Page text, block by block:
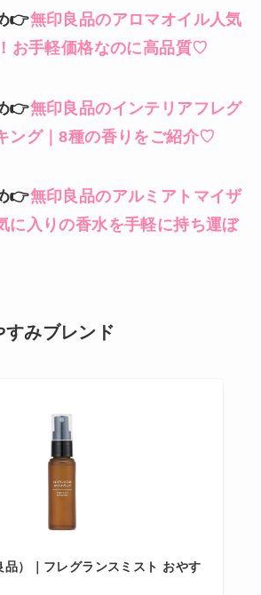
👉無印良品のアロマオイル人気
お手軽価格なのに高品質♡
👉無印良品のインテリアフレグ
ング｜8種の香りをご紹介♡
👉無印良品のアルミアトマイザ
に入りの香水を手軽に持ち運ぼ
みブレンド
品）｜フレグランスミスト おやす